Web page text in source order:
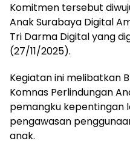
Komitmen tersebut
Anak Surabaya Digital
Tri Darma Digital yang
(27/11/2025).
Kegiatan ini melibatkan
Komnas Perlindungan
pemangku kepentingan
pengawasan
anak.